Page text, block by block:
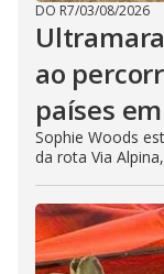
DO R7/03/08/2026
ao
países
Sophie Woods
da rota Via